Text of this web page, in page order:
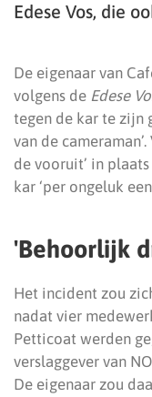
Edese Vos, die
De eigenaar van
volgens de Edese
tegen de kar te zijn
van de
de vooruit’ in
kar ‘per ongeluk
'Behoorlijk
Het incident zou
nadat vier
Petticoat werden
verslaggever van
De eigenaar zou